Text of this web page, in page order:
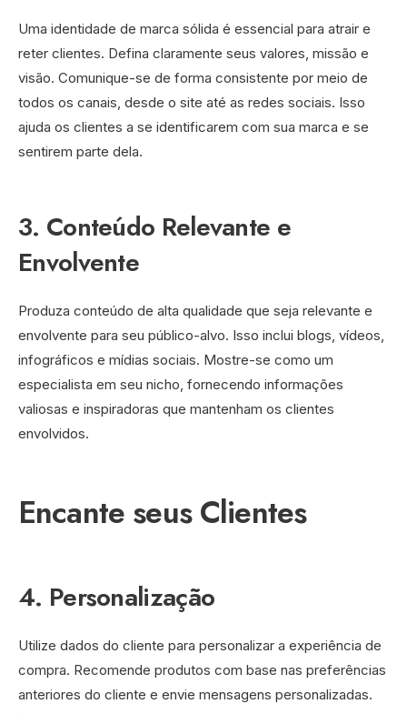
Uma identidade de marca sólida é essencial para atrair e
reter clientes. Defina claramente seus valores, missão e
visão. Comunique-se de forma consistente por meio de
todos os canais, desde o site até as redes sociais. Isso
ajuda os clientes a se identificarem com sua marca e se
sentirem parte dela.
3. Conteúdo Relevante e
Envolvente
Produza conteúdo de alta qualidade que seja relevante e
envolvente para seu público-alvo. Isso inclui blogs, vídeos,
infográficos e mídias sociais. Mostre-se como um
especialista em seu nicho, fornecendo informações
valiosas e inspiradoras que mantenham os clientes
envolvidos.
Encante seus Clientes
4. Personalização
Utilize dados do cliente para personalizar a experiência de
compra. Recomende produtos com base nas preferências
anteriores do cliente e envie mensagens personalizadas.